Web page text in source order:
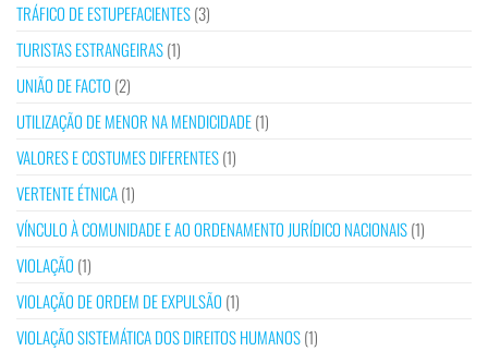
TRÁFICO DE ESTUPEFACIENTES(3)
TURISTAS ESTRANGEIRAS(1)
UNIÃO DE FACTO (2)
UTILIZAÇÃO DE MENOR NA MENDICIDADE(1)
VALORES E COSTUMES DIFERENTES(1)
VERTENTE ÉTNICA(1)
VÍNCULO À COMUNIDADE E AO ORDENAMENTO JURÍDICO NACIONAIS(1)
VIOLAÇÃO (1)
VIOLAÇÃO DE ORDEM DE EXPULSÃO (1)
VIOLAÇÃO SISTEMÁTICA DOS DIREITOS HUMANOS(1)